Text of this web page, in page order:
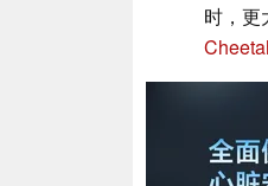
时，更